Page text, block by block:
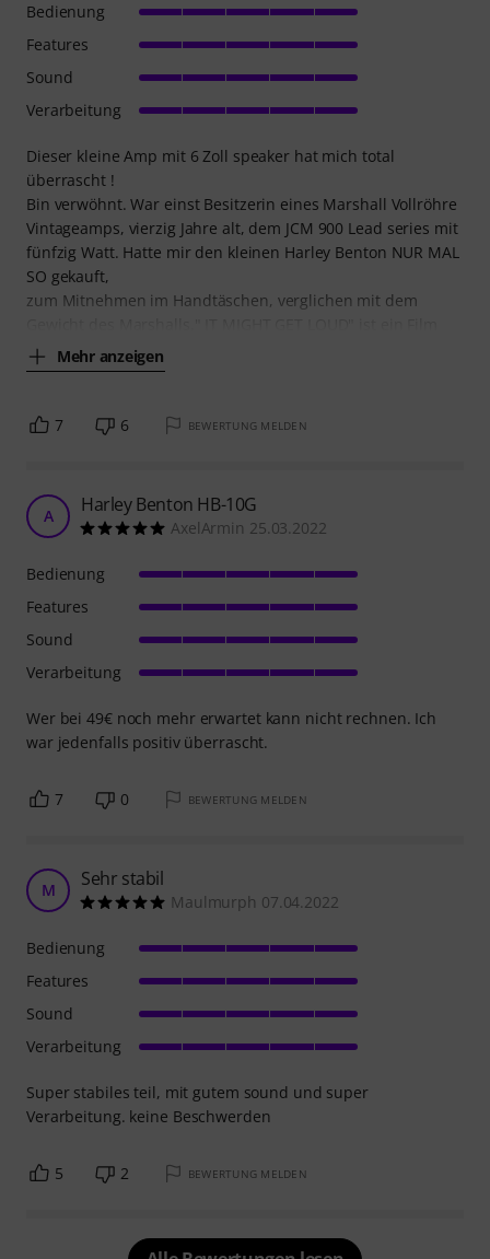
Dieser kleine Amp mit 6 Zoll speaker hat mich total
überrascht !
Bin verwöhnt. War einst Besitzerin eines Marshall Vollröhre
Vintageamps, vierzig Jahre alt, dem JCM 900 Lead series mit
fünfzig Watt. Hatte mir den kleinen Harley Benton NUR MAL
SO gekauft,
zum Mitnehmen im Handtäschen, verglichen mit dem
Mehr anzeigen
Bedienung
Features
Sound
Verarbeitung
7 6 BEWERTUNG MELDEN
A Harley Benton HB-10G
AxelArmin 25.03.2022
Wer bei 49€ noch mehr erwartet kann nicht rechnen. Ich
war jedenfalls positiv überrascht.
Bedienung
Features
Sound
Verarbeitung
7 0 BEWERTUNG MELDEN
M Sehr stabil
Maulmurph 07.04.2022
Super stabiles teil, mit gutem sound und super
Verarbeitung. keine Beschwerden
Bedienung
Features
Sound
Verarbeitung
5 2 BEWERTUNG MELDEN